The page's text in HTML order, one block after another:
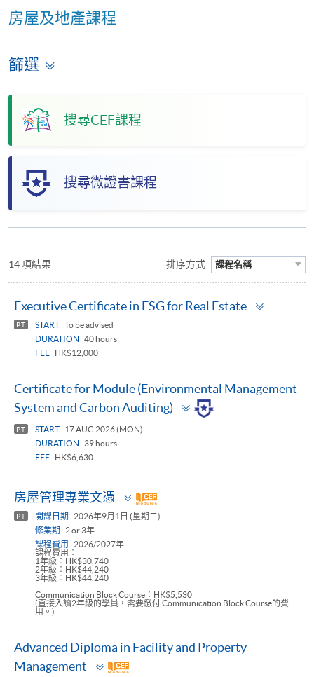
房屋及地產課程
篩選
搜尋CEF課程
搜尋微證書課程
14 項結果 排序方式 課程名稱
Executive Certificate in ESG for Real Estate
PT START To be advised
DURATION
40 hours
FEE
HK$12,000
Certificate for Module (Environmental Management
System and Carbon Auditing)
Toggle
panel
PT START
17 AUG 2026 (MON)
DURATION
39 hours
FEE
HK$6,630
房屋管理專業文憑
Toggle
panel
PT 開課日期
2026年9月1日 (星期二)
修業期
2 or 3年
課程費用
2026/2027年
課程費用︰
1年級︰HK$30,740
2年級︰HK$44,240
3年級︰HK$44,240
Communication Block Course︰HK$5,530
(直接入讀2年級的學員，需要繳付 Communication Block Course的費
用。)
Advanced Diploma in Facility and Property
Management
Toggle